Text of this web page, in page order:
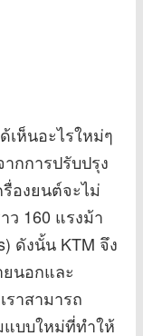
เห็นอะไรใหม่ๆ
กการปรับปรุง
รื่องยนต์จะไม่
ว 160 แรงม้า
ดังนั้น KTM จึง
ยนอกและ
าสามารถ
บบใหม่ที่ทำให้